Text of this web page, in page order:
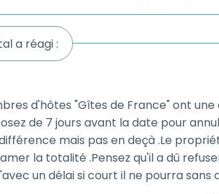
a réagi :
d'hôtes "Gîtes de France" ont
de 7 jours avant la date pour
mais pas en deçà .Le
la totalité .Pensez qu'il a dû
un délai si court il ne pourra sans